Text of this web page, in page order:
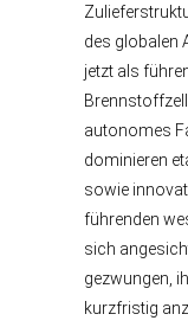
des globalen
jetzt als
autonomes
dominieren
sowie
führenden
sich
gezwungen,
kurzfristig